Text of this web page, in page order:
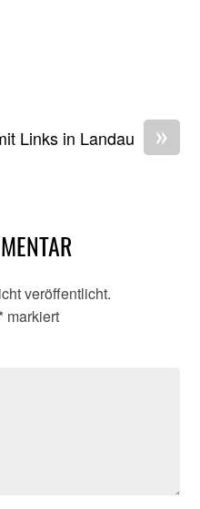
»
Links in Landau
veröffentlicht.
* markiert